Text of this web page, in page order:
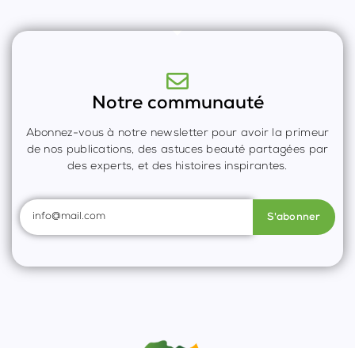
Notre communauté
Abonnez-vous à notre newsletter pour avoir la primeur
de nos publications, des astuces beauté partagées par
des experts, et des histoires inspirantes.
S'abonner